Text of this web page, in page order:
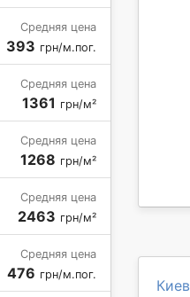
Средняя цена
393 грн/м.пог.
Средняя цена
1361 грн/м²
Средняя цена
1268 грн/м²
Средняя цена
2463 грн/м²
Средняя цена
476 грн/м.пог.
Киев